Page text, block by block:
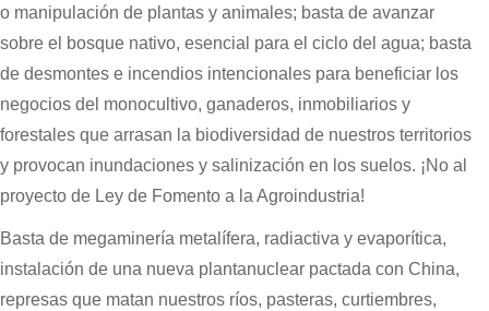
o manipulación de plantas y animales; basta de avanzar
sobre el bosque nativo, esencial para el ciclo del agua; basta
de desmontes e incendios intencionales para beneficiar los
negocios del monocultivo, ganaderos, inmobiliarios y
forestales que arrasan la biodiversidad de nuestros territorios
y provocan inundaciones y salinización en los suelos. ¡No al
proyecto de Ley de Fomento a la Agroindustria!
Basta de megaminería metalífera, radiactiva y evaporítica,
instalación de una nueva plantanuclear pactada con China,
represas que matan nuestros ríos, pasteras, curtiembres,